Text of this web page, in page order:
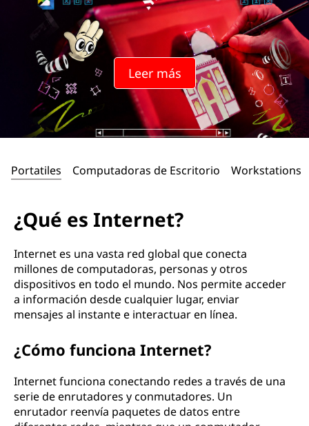
Leer más
Portatiles Computadoras de Escritorio Workstations
¿Qué es Internet?
Internet es una vasta red global que conecta
millones de computadoras, personas y otros
dispositivos en todo el mundo. Nos permite acceder
a información desde cualquier lugar, enviar
mensajes al instante e interactuar en línea.
¿Cómo funciona Internet?
Internet funciona conectando redes a través de una
serie de enrutadores y conmutadores. Un
enrutador reenvía paquetes de datos entre